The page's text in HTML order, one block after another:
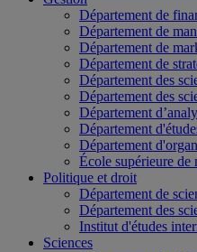
Département de
Département de
Département de
Département de
Département des
Département des
Département
Département
Département
École supérieure de
Politique et droit
Département de
Département des
Institut d'études
Sciences